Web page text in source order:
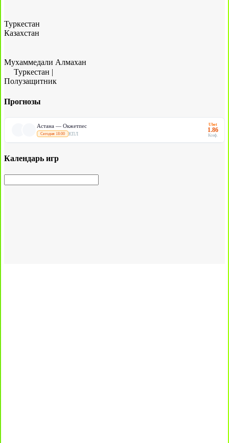
Туркестан
Казахстан
Мухаммедали Алмахан
Туркестан
Полузащитник
Прогнозы
Астана — Окжетпес
Сегодня 18:00 КПЛ
Ubet
1.86
Коэф.
Календарь игр